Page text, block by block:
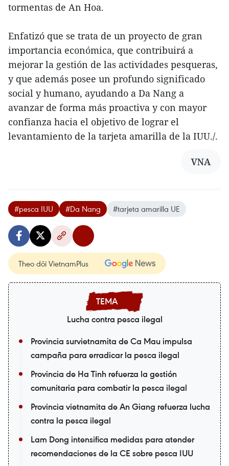
tormentas de An Hoa.
Enfatizó que se trata de un proyecto de gran
importancia económica, que contribuirá a
mejorar la gestión de las actividades pesqueras,
y que además posee un profundo significado
social y humano, ayudando a Da Nang a
avanzar de forma más proactiva y con mayor
confianza hacia el objetivo de lograr el
levantamiento de la tarjeta amarilla de la IUU./.
VNA
#pesca IUU #Da Nang #tarjeta amarilla UE
Theo dõi VietnamPlus
Lucha contra pesca ilegal
Provincia survietnamita de Ca Mau impulsa
campaña para erradicar la pesca ilegal
Provincia de Ha Tinh refuerza la gestión
comunitaria para combatir la pesca ilegal
Provincia vietnamita de An Giang refuerza lucha
contra la pesca ilegal
Lam Dong intensifica medidas para atender
recomendaciones de la CE sobre pesca IUU